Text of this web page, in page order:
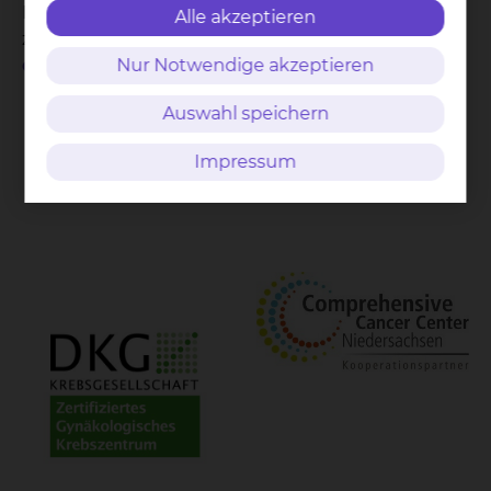
Hier finden Sie weitere Informationen
zurTumorkonferenz des Brustzentrums und
des gynäkologischen Krebszentrums.
Alle akzeptieren
Nur Notwendige akzeptieren
Auswahl speichern
Impressum